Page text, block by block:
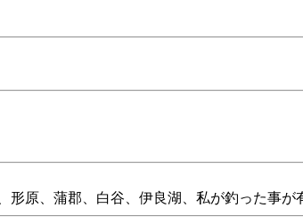
原、蒲郡、白谷、伊良湖、私が釣った事が